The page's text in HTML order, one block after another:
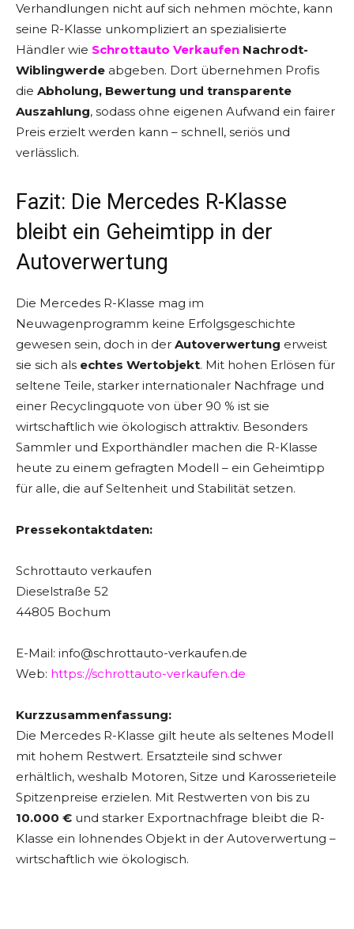
Verhandlungen nicht auf sich nehmen möchte, kann
seine R-Klasse unkompliziert an spezialisierte
Händler wie Schrottauto Verkaufen Nachrodt-
Wiblingwerde abgeben. Dort übernehmen Profis
die Abholung, Bewertung und transparente
Auszahlung, sodass ohne eigenen Aufwand ein fairer
Preis erzielt werden kann – schnell, seriös und
verlässlich.
Fazit: Die Mercedes R-Klasse
bleibt ein Geheimtipp in der
Autoverwertung
Die Mercedes R-Klasse mag im
Neuwagenprogramm keine Erfolgsgeschichte
gewesen sein, doch in der Autoverwertung erweist
sie sich als echtes Wertobjekt. Mit hohen Erlösen für
seltene Teile, starker internationaler Nachfrage und
einer Recyclingquote von über 90 % ist sie
wirtschaftlich wie ökologisch attraktiv. Besonders
Sammler und Exporthändler machen die R-Klasse
heute zu einem gefragten Modell – ein Geheimtipp
für alle, die auf Seltenheit und Stabilität setzen.
Pressekontaktdaten:
Schrottauto verkaufen
Dieselstraße 52
44805 Bochum
E-Mail: info@schrottauto-verkaufen.de
Web: https://schrottauto-verkaufen.de
Kurzzusammenfassung:
Die Mercedes R-Klasse gilt heute als seltenes Modell
mit hohem Restwert. Ersatzteile sind schwer
erhältlich, weshalb Motoren, Sitze und Karosserieteile
Spitzenpreise erzielen. Mit Restwerten von bis zu
10.000 € und starker Exportnachfrage bleibt die R-
Klasse ein lohnendes Objekt in der Autoverwertung –
wirtschaftlich wie ökologisch.